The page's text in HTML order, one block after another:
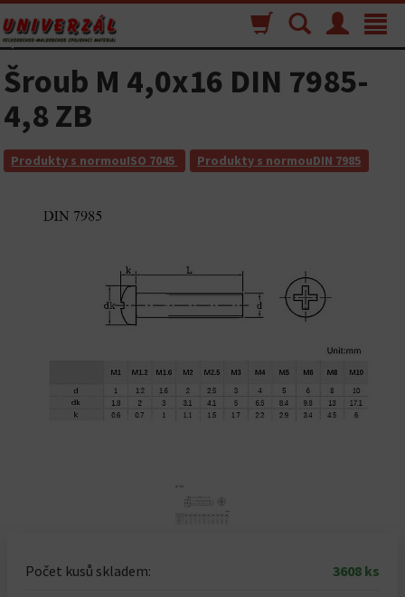
Toggle
Menu
Vyhľadávanie
Nákupný
košík
Šroub M 4,0x16 DIN 7985-
4,8 ZB
Produkty s normouISO 7045 Produkty s normouDIN 7985
Počet kusů skladem: 3608 ks